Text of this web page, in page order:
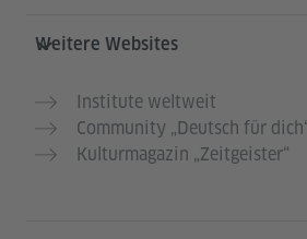
Weitere Websites
Institute weltweit
Community „Deutsch für
Kulturmagazin „Zeitgeister“